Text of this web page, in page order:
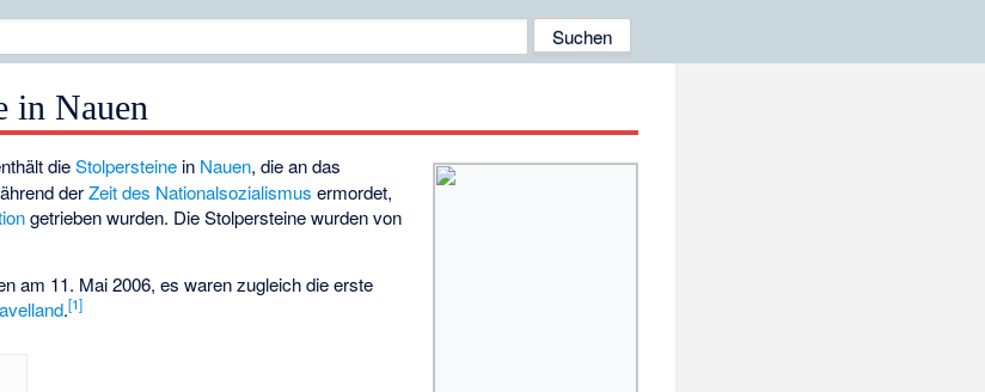
in Nauen
dieStolpersteine in Nauen, die an das
derZeit des Nationalsozialismus ermordet,
getrieben wurden. Die Stolpersteine wurden von
am 11. Mai 2006, es waren zugleich die erste
.[1]